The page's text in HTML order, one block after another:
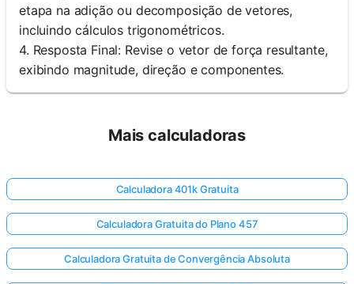
etapa na adição ou decomposição de vetores,
incluindo cálculos trigonométricos.
4. Resposta Final: Revise o vetor de força resultante,
exibindo magnitude, direção e componentes.
Mais calculadoras
Calculadora 401k Gratuita
Calculadora Gratuita do Plano 457
Calculadora Gratuita de Convergência Absoluta